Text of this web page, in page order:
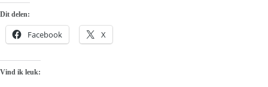
Dit delen:
Facebook X
Vind ik leuk: